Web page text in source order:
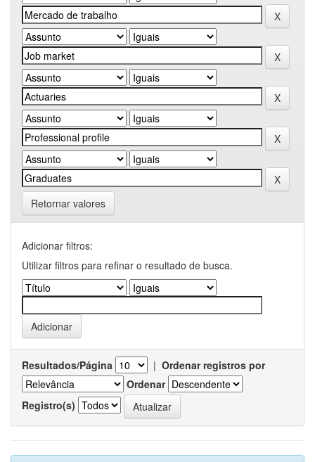
Retornar valores
Adicionar filtros:
Utilizar filtros para refinar o resultado de busca.
Resultados/Página | Ordenar registros por
Ordenar
Registro(s)